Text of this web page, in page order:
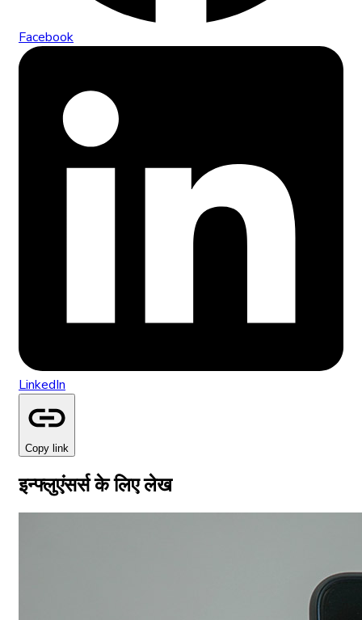
Facebook
LinkedIn
Copy link
इन्फ्लुएंसर्स के लिए लेख